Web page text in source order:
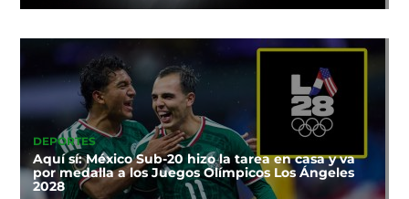
DEPORTES
Aquí sí: México Sub-20 hizo la tarea en casa y va
por medalla a los Juegos Olímpicos Los Ángeles
2028